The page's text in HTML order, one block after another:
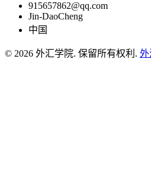
915657862@qq.com
Jin-DaoCheng
中国
© 2026 外汇学院. 保留所有权利. 外